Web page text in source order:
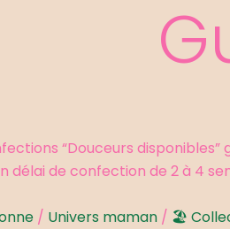
“Douceurs disponibles”
délai de confection de 2 à 4
/ Univers maman / 🏖